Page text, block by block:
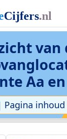
van
Aa
Pagina